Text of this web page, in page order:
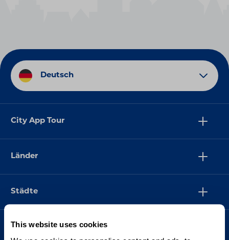
This website uses cookies
Deutsch
City App Tour
Länder
Städte
Support